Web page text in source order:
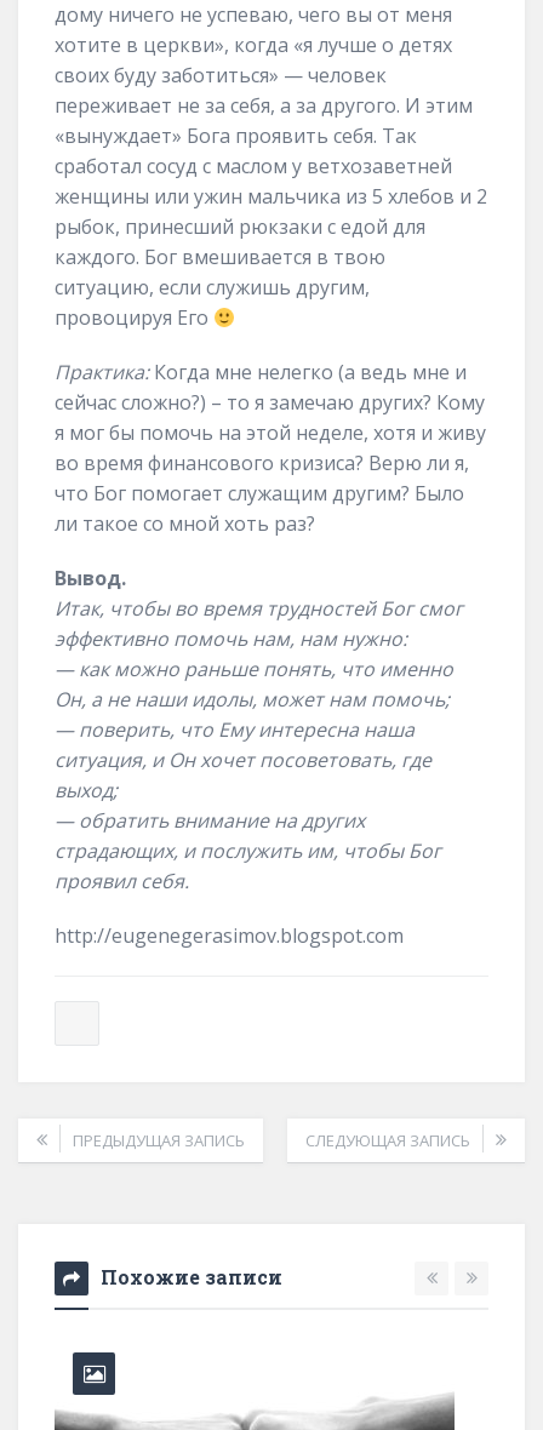
дому ничего не успеваю, чего вы от меня
хотите в церкви», когда «я лучше о детях
своих буду заботиться» — человек
переживает не за себя, а за другого. И этим
«вынуждает» Бога проявить себя. Так
сработал сосуд с маслом у ветхозаветней
женщины или ужин мальчика из 5 хлебов и 2
рыбок, принесший рюкзаки с едой для
каждого. Бог вмешивается в твою
ситуацию, если служишь другим,
провоцируя Его
Практика:Когда мне нелегко (а ведь мне и
сейчас сложно?) – то я замечаю других? Кому
я мог бы помочь на этой неделе, хотя и живу
во время финансового кризиса? Верю ли я,
что Бог помогает служащим другим? Было
ли такое со мной хоть раз?
Вывод.
Итак, чтобы во время трудностей Бог смог
эффективно помочь нам, нам нужно:
— как можно раньше понять, что именно
Он, а не наши идолы, может нам помочь;
— поверить, что Ему интересна наша
ситуация, и Он хочет посоветовать, где
выход;
— обратить внимание на других
страдающих, и послужить им, чтобы Бог
проявил себя.
http://eugenegerasimov.blogspot.com
ПРЕДЫДУЩАЯ ЗАПИСЬ СЛЕДУЮЩАЯ ЗАПИСЬ
Похожие записи